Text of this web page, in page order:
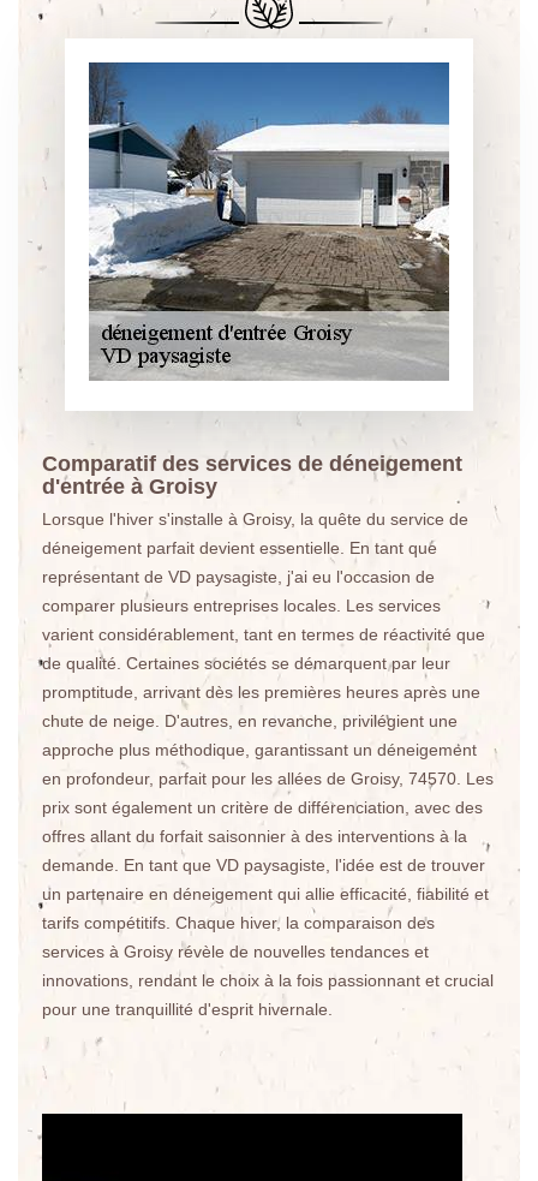
Comparatif des services de déneigement
d'entrée à Groisy
Lorsque l'hiver s'installe à Groisy, la quête du service de
déneigement parfait devient essentielle. En tant que
représentant de VD paysagiste, j'ai eu l'occasion de
comparer plusieurs entreprises locales. Les services
varient considérablement, tant en termes de réactivité que
de qualité. Certaines sociétés se démarquent par leur
promptitude, arrivant dès les premières heures après une
chute de neige. D'autres, en revanche, privilégient une
approche plus méthodique, garantissant un déneigement
en profondeur, parfait pour les allées de Groisy, 74570. Les
prix sont également un critère de différenciation, avec des
offres allant du forfait saisonnier à des interventions à la
demande. En tant que VD paysagiste, l'idée est de trouver
un partenaire en déneigement qui allie efficacité, fiabilité et
tarifs compétitifs. Chaque hiver, la comparaison des
services à Groisy révèle de nouvelles tendances et
innovations, rendant le choix à la fois passionnant et crucial
pour une tranquillité d'esprit hivernale.